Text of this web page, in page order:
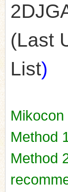
(Last
List)
Method
Method